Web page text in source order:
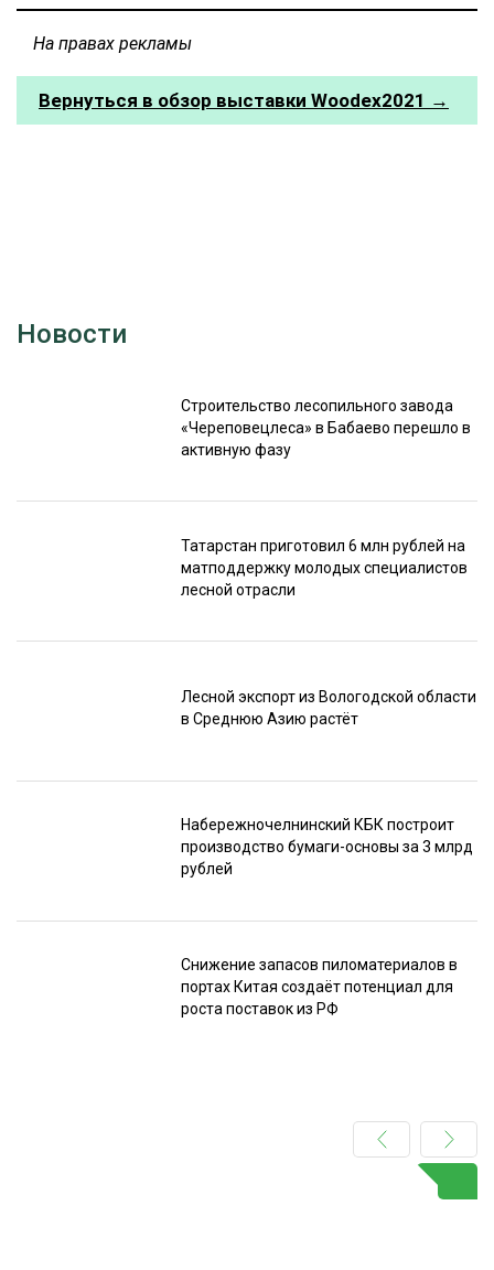
На правах рекламы
Вернуться в обзор выставки Woodex2021 →
Новости
Строительство лесопильного завода
«Череповецлеса» в Бабаево перешло в
активную фазу
Татарстан приготовил 6 млн рублей на
матподдержку молодых специалистов
лесной отрасли
Лесной экспорт из Вологодской области
в Среднюю Азию растёт
Набережночелнинский КБК построит
производство бумаги-основы за 3 млрд
рублей
Снижение запасов пиломатериалов в
портах Китая создаёт потенциал для
роста поставок из РФ